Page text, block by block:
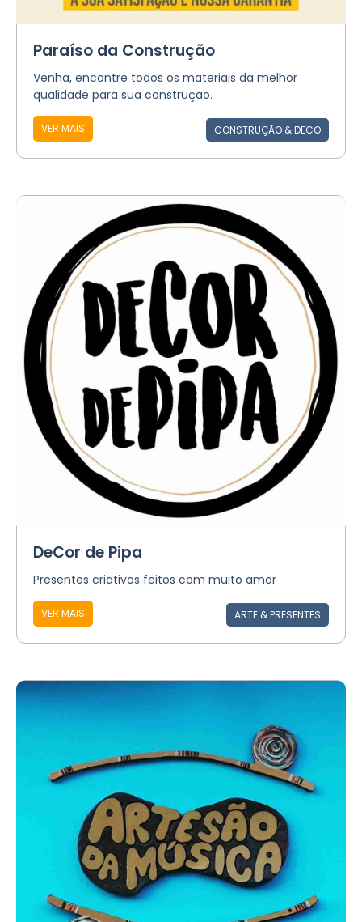
Paraíso da Construção
Venha, encontre todos os materiais da melhor
qualidade para sua construção.
VER MAIS CONSTRUÇÃO & DECO
DeCor de Pipa
Presentes criativos feitos com muito amor
VER MAIS ARTE & PRESENTES